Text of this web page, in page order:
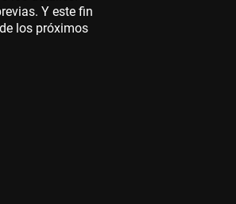
Y este fin
los próximos